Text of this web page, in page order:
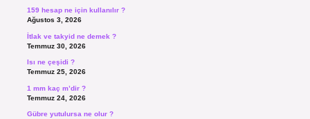
159 hesap ne için kullanılır ?
Ağustos 3, 2026
İtlak ve takyid ne demek ?
Temmuz 30, 2026
Isı ne çeşidi ?
Temmuz 25, 2026
1 mm kaç m’dir ?
Temmuz 24, 2026
Gübre yutulursa ne olur ?